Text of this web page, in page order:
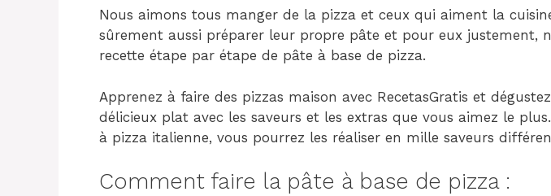
Nous aimons tous manger de la pizza et ceux qui aiment la
sûrement aussi préparer leur propre pâte et pour eux justement,
recette étape par étape de pâte à base de pizza.
Apprenez à faire des pizzas maison avec RecetasGratis et
délicieux plat avec les saveurs et les extras que vous aimez le
à pizza italienne, vous pourrez les réaliser en mille saveurs
Comment faire la pâte à base de pizza :